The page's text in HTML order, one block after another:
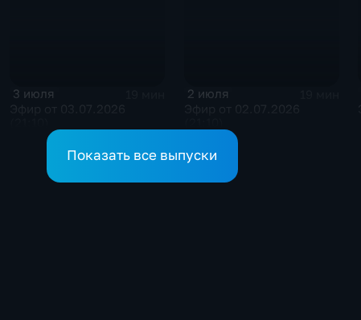
3 июля 2 июля
Показать все выпуски